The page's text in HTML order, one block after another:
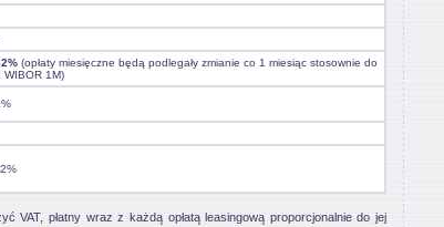
(opłaty miesięczne będą podlegały zmianie co 1 miesiąc stosownie do
WIBOR 1M)
VAT, płatny wraz z każdą opłatą leasingową proporcjonalnie do jej